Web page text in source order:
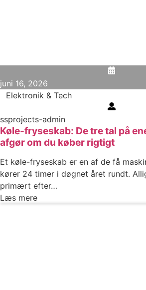
juni 16, 2026
Elektronik & Tech
ssprojects-admin
Køle-fryseskab: De tre tal på
afgør om du køber rigtigt
Et køle-fryseskab er en af de få
kører 24 timer i døgnet året rundt.
primært efter…
Læs mere